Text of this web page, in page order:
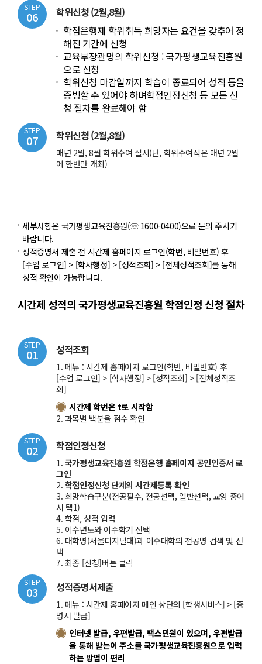
STEP
06
학위신청 (2월,8월)
학점은행제 학위취득 희망자는 요건을 갖추어 정
해진 기간에 신청
교육부장관명의 학위신청 : 국가평생교육진흥원
으로 신청
학위신청 마감일까지 학습이 종료되어 성적 등을
증빙할 수 있어야 하며학점인정신청 등 모든 신
청 절차를 완료해야 함
STEP
07 학위신청 (2월,8월)
매년 2월, 8월 학위수여 실시(단, 학위수여식은 매년 2월
에 한번만 개최)
세부사항은 국가평생교육진흥원(☏ 1600-0400)으로 문의 주시기
바랍니다.
성적증명서 제출 전 시간제 홈페이지 로그인(학번, 비밀번호) 후
[수업 로그인] > [학사행정] > [성적조회] > [전체성적조회]를 통해
성적 확인이 가능합니다.
시간제 성적의 국가평생교육진흥원 학점인정 신청 절차
STEP
01 성적조회
1. 메뉴 : 시간제 홈페이지 로그인(학번, 비밀번호) 후
[수업 로그인] > [학사행정] > [성적조회] > [전체성적조
회]
시간제 학번은 t로 시작함
2. 과목별 백분율 점수 확인
STEP
02 학점인정신청
1. 국가평생교육진흥원 학점은행 홈페이지 공인인증서 로
그인
2. 학점인정신청 단계의 시간제등록 확인
3. 희망학습구분(전공필수, 전공선택, 일반선택, 교양 중에
서 택1)
4. 학점, 성적 입력
5. 이수년도와 이수학기 선택
6. 대학명(서울디지털대)과 이수대학의 전공명 검색 및 선
택
7. 최종 [신청]버튼 클릭
STEP
03 성적증명서제출
1. 메뉴 : 시간제 홈페이지 메인 상단의 [학생서비스] > [증
명서 발급]
인터넷 발급, 우편발급, 팩스민원이 있으며, 우편발급
을 통해 받는이 주소를 국가평생교육진흥원으로 입력
하는 방법이 편리